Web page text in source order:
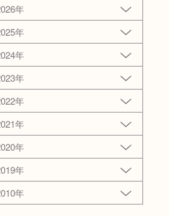
年
年
年
年
年
年
年
年
年